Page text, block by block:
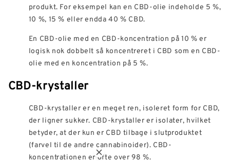
produkt. For eksempel kan en CBD-olie indeholde 5 %,
10 %, 15 % eller endda 40 % CBD.
En CBD-olie med en CBD-koncentration på 10 % er
logisk nok dobbelt så koncentreret i CBD som en CBD-
olie med en koncentration på 5 %.
CBD-krystaller
CBD-krystaller er en meget ren, isoleret form for CBD,
der ligner sukker. CBD-krystaller er isolater, hvilket
betyder, at der kun er CBD tilbage i slutproduktet
(farvel til de andre cannabinoider). CBD-
koncentrationen er ofte over 98 %.